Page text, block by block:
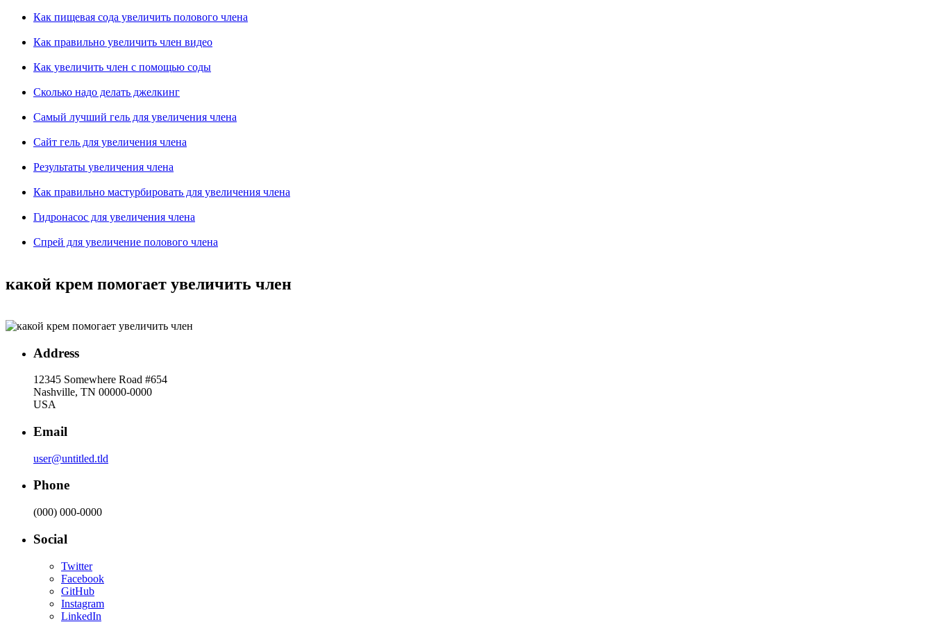
Как пищевая сода увеличить полового члена
Как правильно увеличить член видео
Как увеличить член с помощью соды
Сколько надо делать джелкинг
Самый лучший гель для увеличения члена
Сайт гель для увеличения члена
Результаты увеличения члена
Как правильно мастурбировать для увеличения члена
Гидронасос для увеличения члена
Спрей для увеличение полового члена
какой крем помогает увеличить член
Address
12345 Somewhere Road #654
Nashville, TN 00000-0000
USA
Email
user@untitled.tld
Phone
(000) 000-0000
Social
Twitter
Facebook
GitHub
Instagram
LinkedIn